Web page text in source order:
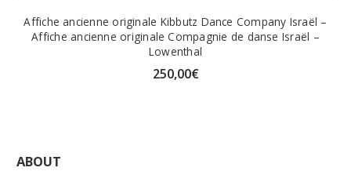
Affiche ancienne originale Kibbutz Dance Company Israël –
Affiche ancienne originale Compagnie de danse Israël –
Lowenthal
250,00€
ABOUT